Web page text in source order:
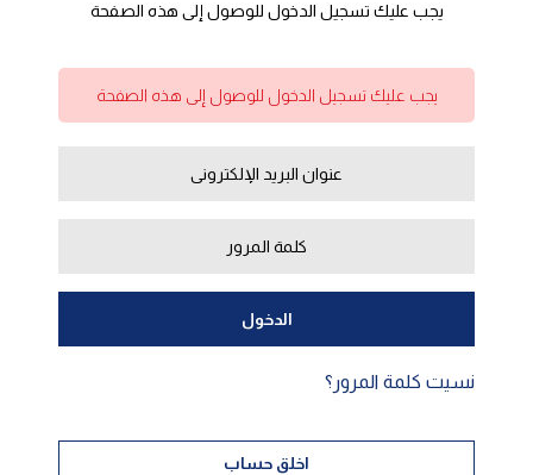
يجب عليك تسجيل الدخول للوصول إلى هذه الصفحة
يجب عليك تسجيل الدخول للوصول إلى هذه الصفحة
نسيت كلمة المرور؟
اخلق حساب